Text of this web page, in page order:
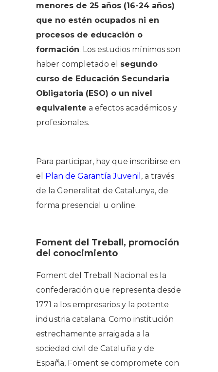
menores de 25 años (16-24 años)
que no estén ocupados ni en
procesos de educación o
formación. Los estudios mínimos son
haber completado el segundo
curso de Educación Secundaria
Obligatoria (ESO) o un nivel
equivalente a efectos académicos y
profesionales.
Para participar, hay que inscribirse en
el Plan de Garantía Juvenil , a través
de la Generalitat de Catalunya, de
forma presencial u online.
Foment del Treball, promoción
del conocimiento
Foment del Treball Nacional es la
confederación que representa desde
1771 a los empresarios y la potente
industria catalana. Como institución
estrechamente arraigada a la
sociedad civil de Cataluña y de
España, Foment se compromete con